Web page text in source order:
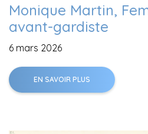
Monique Martin,
avant-gardiste
6 mars 2026
EN SAVOIR PLUS